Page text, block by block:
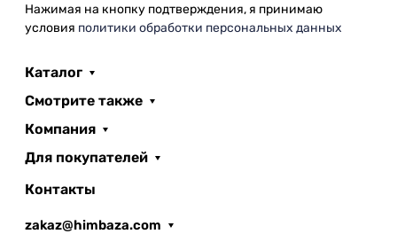
Нажимая на кнопку подтверждения, я принимаю
условия политики обработки персональных данных
Каталог
Смотрите также
Компания
Для покупателей
Контакты
zakaz@himbaza.com